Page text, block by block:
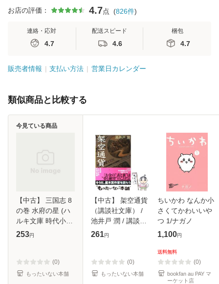
お店の評価： 4.7点 (826件)
連絡・応対
4.7
配送スピード
4.6
梱包
4.7
販売者情報 支払い方法 営業日カレンダー
類似商品と比較する
【中古】 三国志 8
の巻 水府の星 (ハ
ルキ文庫 時代小説
文庫) / 北方謙三 /
無料】
253円
(0)
もったいない本舗
今見ている商品
【中古】 架空通貨
（講談社文庫） /
池井戸 潤 / 講談社
[文庫]【メール便送
261円
(0)
もったいない本舗
ちいかわ なんか小
さくてかわいいや
つ 1/ナガノ
1,100円
送料無料
(0)
bookfan au PAY マ
ーケット店